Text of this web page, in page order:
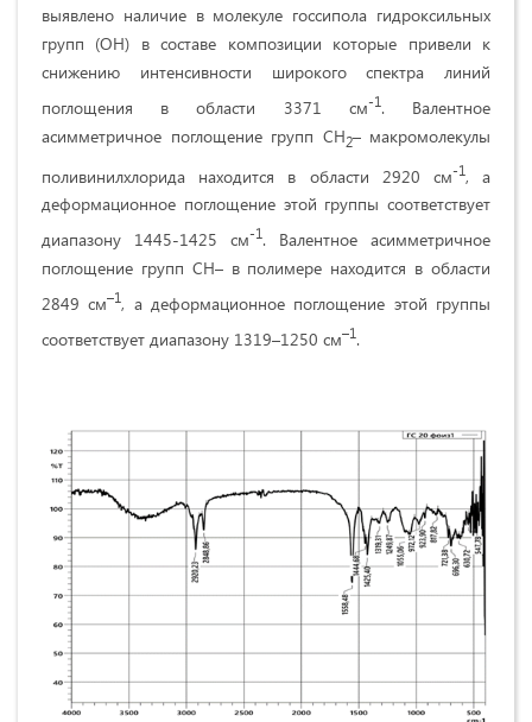
выявлено наличие в молекуле госсипола гидроксильных
групп (ОН) в составе композиции которые привели к
снижению интенсивности широкого спектра линий
поглощения в области 3371 см-1. Валентное
асимметричное поглощение групп CH2– макромолекулы
поливинилхлорида находится в области 2920 см-1, а
деформационное поглощение этой группы соответствует
диапазону 1445-1425 см-1. Валентное асимметричное
поглощение групп CH– в полимере находится в области
2849 см–1, а деформационное поглощение этой группы
соответствует диапазону 1319–1250 см–1.